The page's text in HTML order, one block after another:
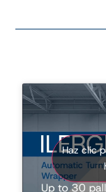
Haz clic